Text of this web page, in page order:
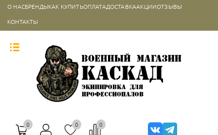
О НАСБРЕНДЫКАК КУПИТЬОПЛАТАДОСТАВКААКЦИИОТЗЫВЫ
КОНТАКТЫ
0 0 0